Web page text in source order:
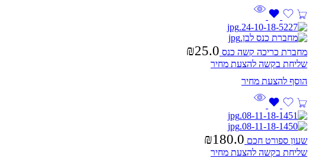
מחברת כריכה קשה כנס ₪25.0
שליחת בקשה להצעת מחיר
שעון ספורט חכם ₪180.0
שליחת בקשה להצעת מחיר